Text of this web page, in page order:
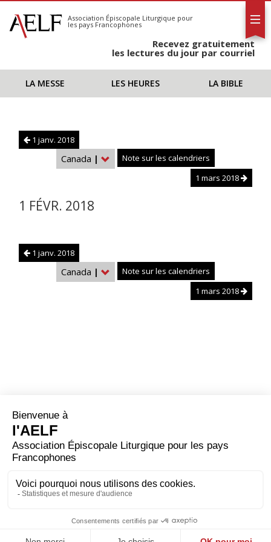
S'abonner
Calendrier
Association Épiscopale Liturgique pour
les pays Francophones
Recevez gratuitement
les lectures du jour par courriel
LA MESSE LES HEURES LA BIBLE
1 janv. 2018
Canada |
Note sur les calendriers
1 mars 2018
1 FÉVR. 2018
1 janv. 2018
Canada |
Note sur les calendriers
1 mars 2018